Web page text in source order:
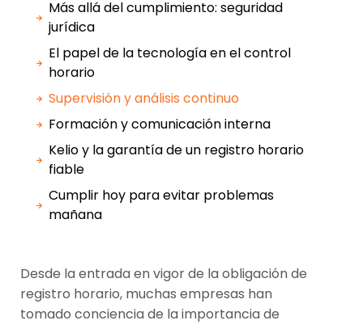
Más allá del cumplimiento: seguridad
jurídica
El papel de la tecnología en el control
horario
Supervisión y análisis continuo
Formación y comunicación interna
Kelio y la garantía de un registro horario
fiable
Cumplir hoy para evitar problemas
mañana
Desde la entrada en vigor de la obligación de
registro horario, muchas empresas han
tomado conciencia de la importancia de